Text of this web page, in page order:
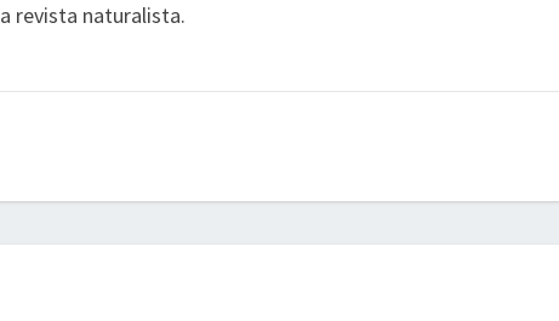
revista naturalista.